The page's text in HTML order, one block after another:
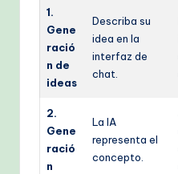
1.
Gene
ració
n de
ideas
Describa su
idea en la
interfaz de
chat.
2.
Gene
ració
n
La IA
representa el
concepto.